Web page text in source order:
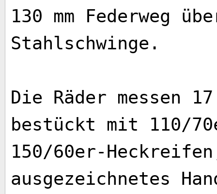
130 mm Federweg
Stahlschwinge.
Die Räder messen
bestückt mit 110/
150/60er-
ausgezeichnetes